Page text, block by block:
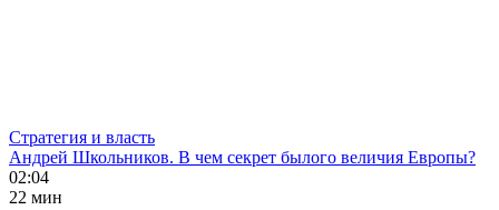
Стратегия и власть
Андрей Школьников. В чем секрет былого величия Европы?
02:04
22 мин